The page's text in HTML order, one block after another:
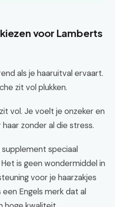
voor Lamberts
als je haaruitval ervaart.
zit vol plukken.
vol. Je voelt je onzeker en
zonder al die stress.
speciaal
is geen wondermiddel in
voor je haarzakjes
Engels merk dat al